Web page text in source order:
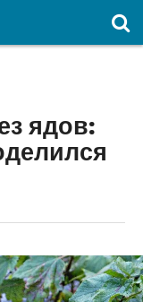
ядов: